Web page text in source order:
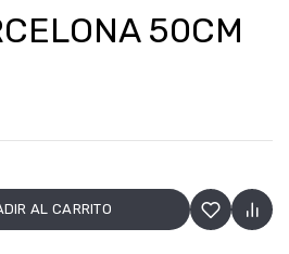
50CM
AL CARRITO